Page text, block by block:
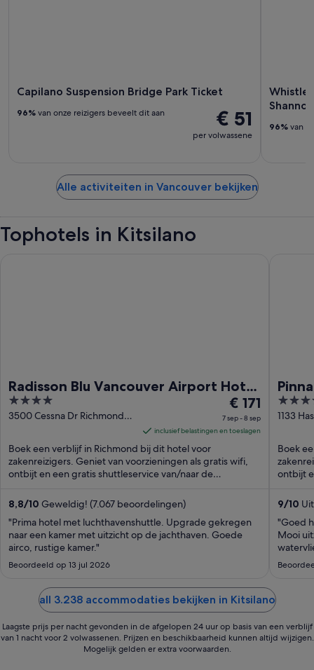
Capilano Suspension Bridge Park Ticket
€ 51
per volwassene
96% van onze reizigers beveelt dit aan
96% van
Alle activiteiten in Vancouver bekijken
Tophotels in Kitsilano
Radisson Blu Vancouver Airport Hotel
& Marina
4
out
5
3500 Cessna Dr Richmond
De
prijs
is
per
sep
tot
€ 171
7 sep - 8 sep
inclusief belastingen en toeslagen
Boek een verblijf in Richmond bij dit hotel voor
zakenreizigers. Geniet van voorzieningen als gratis wifi,
ontbijt en een gratis shuttleservice van/naar de
8,8/10 Geweldig! (7.067 beoordelingen)
"Prima hotel met luchthavenshuttle. Upgrade gekregen
naar een kamer met uitzicht op de jachthaven. Goede
airco, rustige kamer."
Beoordeeld op 13 jul 2026
4
out
5
1133
Boek
ontbijt
9/10
"Goed
Mooi
all 3.238 accommodaties bekijken in Kitsilano
Laagste prijs per nacht gevonden in de afgelopen 24 uur op basis van een verblijf
van 1 nacht voor 2 volwassenen. Prijzen en beschikbaarheid kunnen altijd wijzigen.
Mogelijk gelden er extra voorwaarden.